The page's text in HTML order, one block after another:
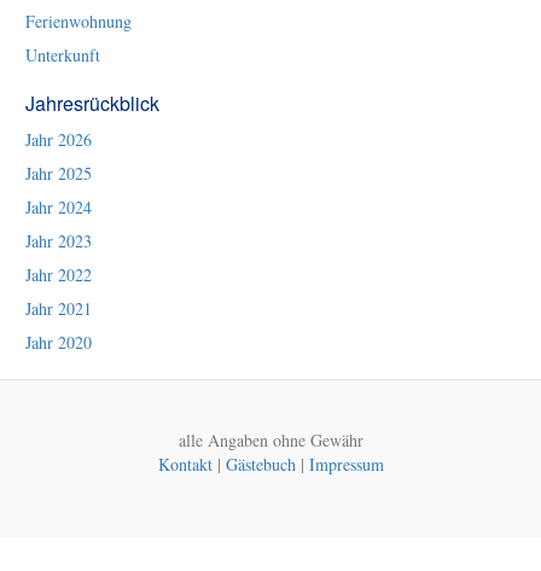
Ferienwohnung
Unterkunft
Jahresrückblick
Jahr 2026
Jahr 2025
Jahr 2024
Jahr 2023
Jahr 2022
Jahr 2021
Jahr 2020
alle Angaben ohne Gewähr
Kontakt| Gästebuch| Impressum